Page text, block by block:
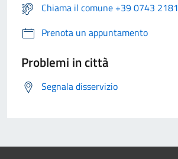
Chiama il comune +39 0743 2181
Prenota un appuntamento
Problemi in città
Segnala disservizio